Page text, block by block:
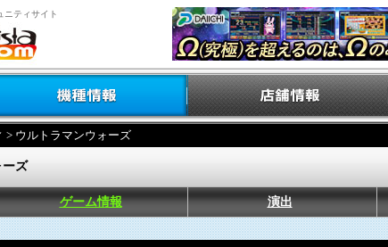
ニティサイト
> ウルトラマンウォーズ
ーズ
ゲーム情報 演出